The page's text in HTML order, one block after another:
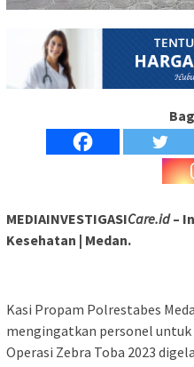
MEDIAINVESTIGASICare.id–
Kesehatan | Medan.
Kasi Propam Polrestabes
mengingatkan personel
Operasi Zebra Toba 2023